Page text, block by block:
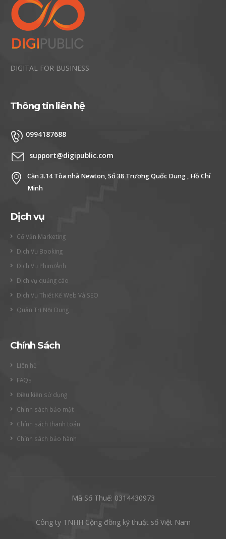
DIGITAL FOR BUSINESS
Thông tin liên hệ
0994187688
support@digipublic.com
Căn 3.14 Tòa nhà Newton, Số 38 Trương Quốc Dung , Hồ Chí
Minh
Dịch vụ
Cố Vấn Marketing
Dịch Vụ Booking
Dịch Vụ Phim/Ảnh
Dịch vụ quảng cáo
Dịch Vụ Thiết Kế Web Và SEO
Quản Trị Nội Dung
Chính Sách
Liên hệ
FAQs
Điều kiện sử dụng
Chính sách bảo mật
Chính sách thanh toán
Chính sách bảo hành
Mã Số Thuế: 0314430973
Công ty TNHH Cộng đồng kỹ thuật số Việt Nam